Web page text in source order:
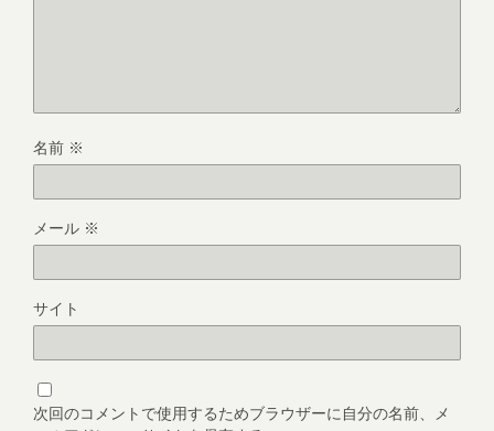
名前 ※
メール ※
サイト
次回のコメントで使用するためブラウザーに自分の名前、メ